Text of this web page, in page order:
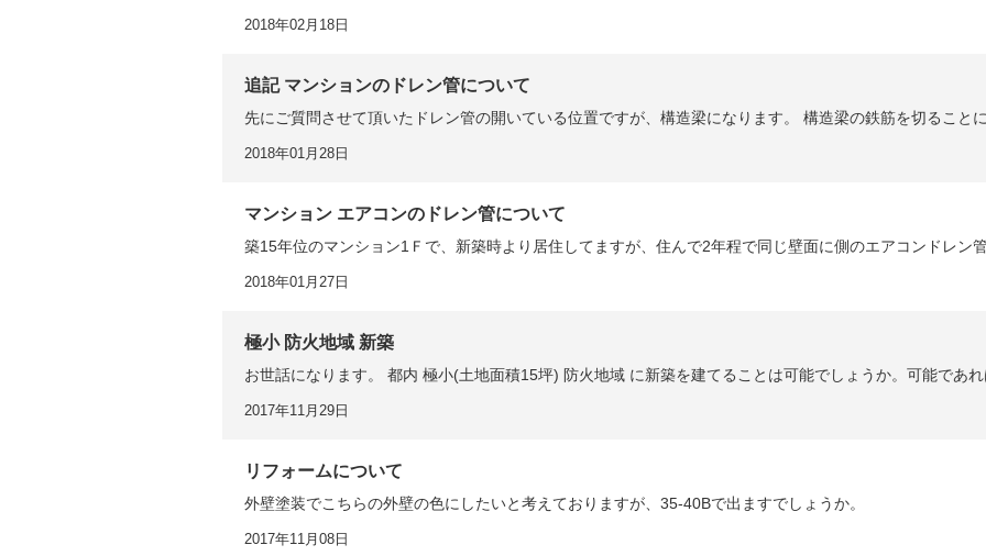
2018年02月18日
追記 マンションのドレン管について
先にご質問させて頂いたドレン管の開いている位置ですが、構造梁になります。 構造梁の鉄筋を切ること
2018年01月28日
マンション エアコンのドレン管について
築15年位のマンション1Ｆで、新築時より居住してますが、住んで2年程で同じ壁面に側のエアコンドレン
2018年01月27日
極小 防火地域 新築
お世話になります。 都内 極小(土地面積15坪) 防火地域 に新築を建てることは可能でしょうか。可能であれ
2017年11月29日
リフォームについて
外壁塗装でこちらの外壁の色にしたいと考えておりますが、35-40Bで出ますでしょうか。
2017年11月08日